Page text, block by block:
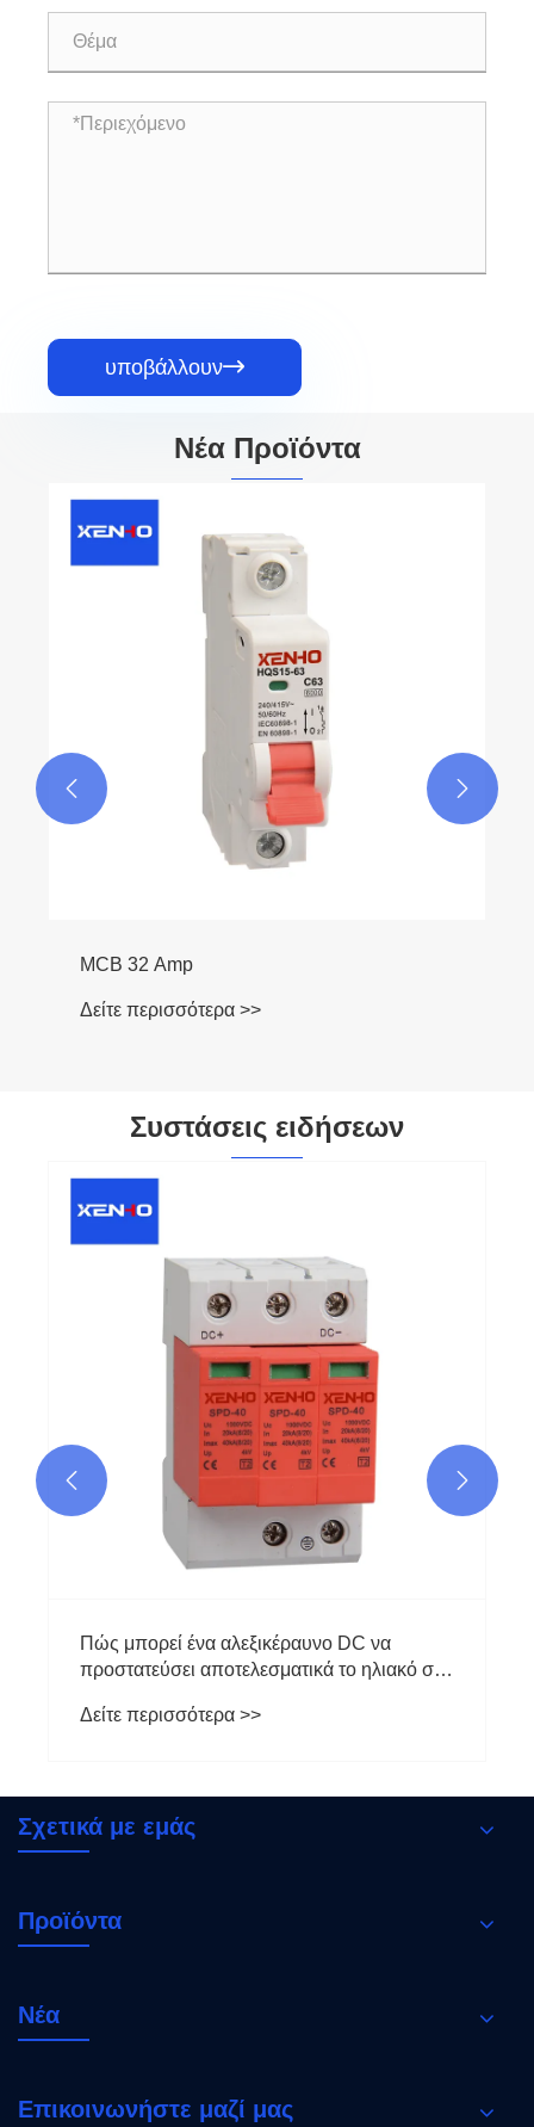
υποβάλλουν
Νέα Προϊόντα
Διακόπτης αυτόματης μεταφοράς διπλής
Δείτε περισσότερα >>
 
Συστάσεις ειδήσεων
διακόπτης μεταφοράς γεννήτριας για
ασφαλή και αξιόπιστη εφεδρική ισχύ
Δείτε περισσότερα >>
 
Σχετικά με εμάς
Προϊόντα
Νέα
Επικοινωνήστε μαζί μας